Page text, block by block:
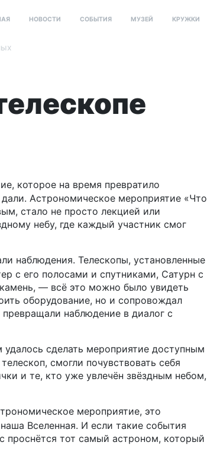
НОВОСТИ СОБЫТИЯ МУЗЕЙ КРУЖКИ
которое на время превратило
Астрономическое мероприятие «Что
стало не просто лекцией или
небу, где каждый участник смог
наблюдения. Телескопы, установленные
с его полосами и спутниками, Сатурн с
— всё это можно было увидеть
оборудование, но и сопровождал
наблюдение в диалог с
сделать мероприятие доступным
смогли почувствовать себя
и те, кто уже увлечён звёздным небом,
мероприятие, это
Вселенная. И если такие события
проснётся тот самый астроном, который